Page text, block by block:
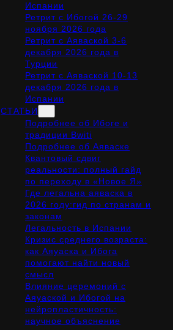
Испании
Ретрит с Ибогой 26-29
ноября 2026 года
Ретрит с Аяваской 3-6
декабря 2026 года в
Турции
Ретрит с Аяваской 10-13
декабря 2026 года в
Испании
СТАТЬИ
Подробнее об Ибоге и
традиции Bwiti
Подробнее об Аяваске
Квантовый сдвиг
реальности: полный гайд
по переходу в «Новое Я»
Где легальна аяваска в
2026 году:гид по странам и
законам
Легальность в Испании
Кризис среднего возраста:
как Аяуаска и Ибога
помогают найти новый
смысл
Влияние церемоний с
Аяуаской и Ибогой на
нейропластичность:
научное объяснение